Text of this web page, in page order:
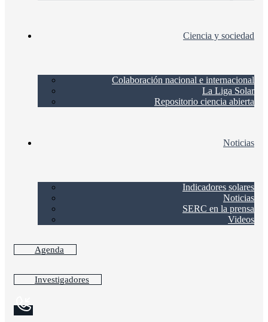
Ciencia y sociedad
Colaboración nacional e internacional
La Liga Solar
Repositorio ciencia abierta
Noticias
Indicadores solares
Noticias
SERC en la prensa
Videos
Agenda
Investigadores